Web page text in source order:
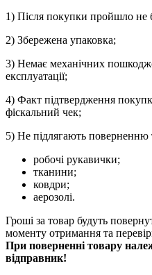
1) Після покупки пройшло не
2) Збережена упаковка;
3) Немає механічних
експлуатації;
4) Факт підтвердження
фіскальний чек;
5) Не підлягають поверненню
робочі рукавички;
тканини;
ковдри;
аерозолі.
Гроші за товар будуть
моменту отримання та
При поверненні товару
відправник!